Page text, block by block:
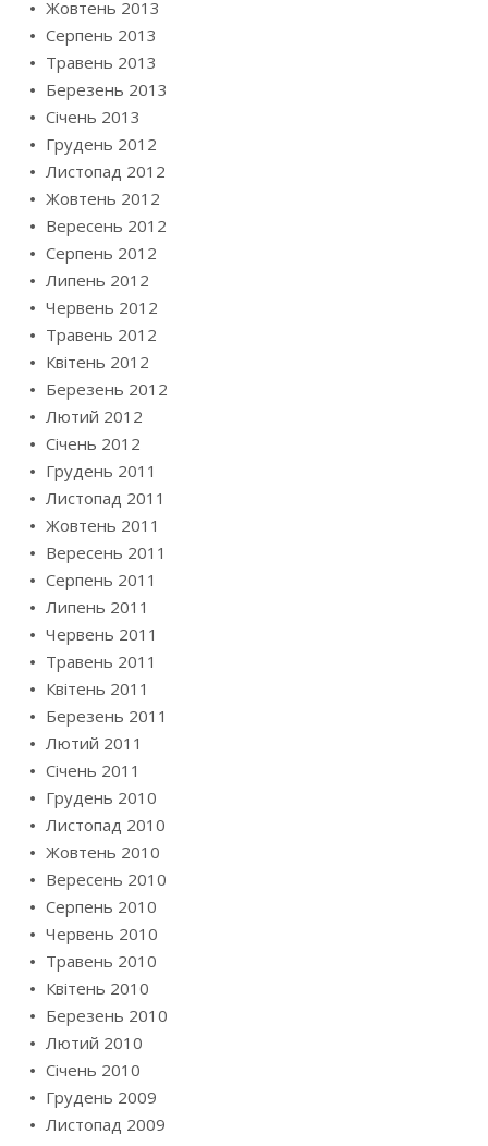
Жовтень 2013
Серпень 2013
Травень 2013
Березень 2013
Січень 2013
Грудень 2012
Листопад 2012
Жовтень 2012
Вересень 2012
Серпень 2012
Липень 2012
Червень 2012
Травень 2012
Квітень 2012
Березень 2012
Лютий 2012
Січень 2012
Грудень 2011
Листопад 2011
Жовтень 2011
Вересень 2011
Серпень 2011
Липень 2011
Червень 2011
Травень 2011
Квітень 2011
Березень 2011
Лютий 2011
Січень 2011
Грудень 2010
Листопад 2010
Жовтень 2010
Вересень 2010
Серпень 2010
Червень 2010
Травень 2010
Квітень 2010
Березень 2010
Лютий 2010
Січень 2010
Грудень 2009
Листопад 2009